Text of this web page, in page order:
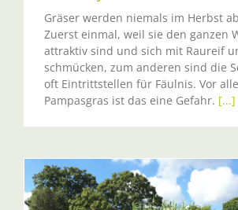
Gräser werden niemals im Herbst
Zuerst einmal, weil sie den ganzen
attraktiv sind und sich mit Raureif
schmücken, zum anderen sind die
oft Eintrittstellen für Fäulnis. Vor
Pampasgras ist das eine Gefahr. [...]